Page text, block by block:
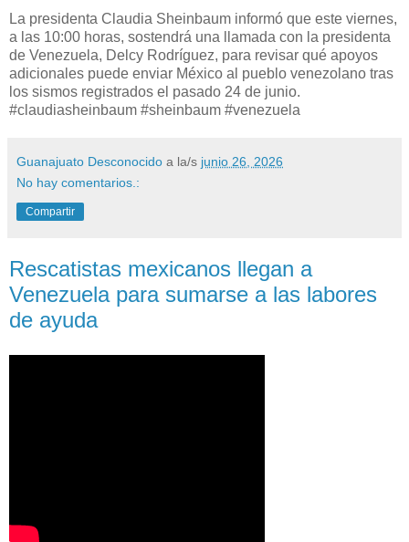
La presidenta Claudia Sheinbaum informó que este viernes,
a las 10:00 horas, sostendrá una llamada con la presidenta
de Venezuela, Delcy Rodríguez, para revisar qué apoyos
adicionales puede enviar México al pueblo venezolano tras
los sismos registrados el pasado 24 de junio.
#claudiasheinbaum #sheinbaum #venezuela
Guanajuato Desconocido a la/s junio 26, 2026
No hay comentarios.:
Compartir
Rescatistas mexicanos llegan a
Venezuela para sumarse a las labores
de ayuda